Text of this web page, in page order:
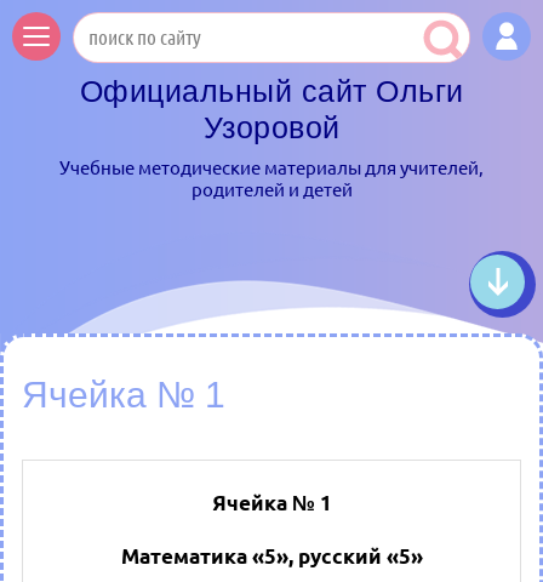
Официальный сайт Ольги
Узоровой
Учебные методические материалы для учителей,
родителей и детей
Ячейка № 1
Ячейка № 1
Математика «5», русский «5»